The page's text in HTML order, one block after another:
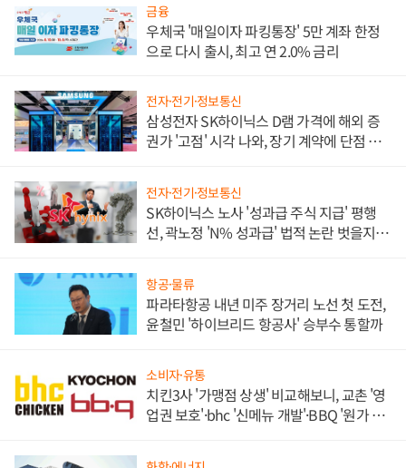
금융
우체국 '매일이자 파킹통장' 5만 계좌 한정
으로 다시 출시, 최고 연 2.0% 금리
전자·전기·정보통신
삼성전자 SK하이닉스 D램 가격에 해외 증
권가 '고점' 시각 나와, 장기 계약에 단점 부
전자·전기·정보통신
SK하이닉스 노사 '성과급 주식 지급' 평행
선, 곽노정 'N% 성과급' 법적 논란 벗을지 주
항공·물류
파라타항공 내년 미주 장거리 노선 첫 도전,
윤철민 '하이브리드 항공사' 승부수 통할까
소비자·유통
치킨3사 '가맹점 상생' 비교해보니, 교촌 '영
업권 보호'·bhc '신메뉴 개발'·BBQ '원가 부